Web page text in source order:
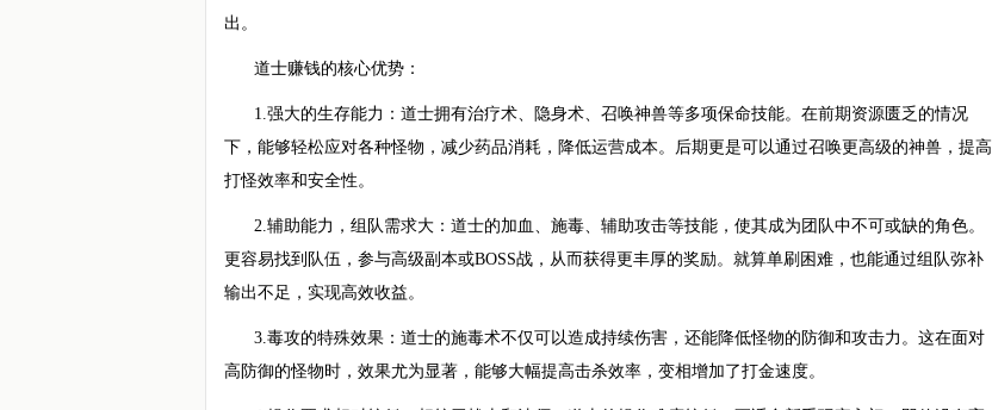
出。
道士赚钱的核心优势：
1.强大的生存能力：道士拥有治疗术、隐身术、召唤神兽等多项保命技能。在前期资源匮乏的情况
下，能够轻松应对各种怪物，减少药品消耗，降低运营成本。后期更是可以通过召唤更高级的神兽，提高
打怪效率和安全性。
2.辅助能力，组队需求大：道士的加血、施毒、辅助攻击等技能，使其成为团队中不可或缺的角色。
更容易找到队伍，参与高级副本或BOSS战，从而获得更丰厚的奖励。就算单刷困难，也能通过组队弥补
输出不足，实现高效收益。
3.毒攻的特殊效果：道士的施毒术不仅可以造成持续伤害，还能降低怪物的防御和攻击力。这在面对
高防御的怪物时，效果尤为显著，能够大幅提高击杀效率，变相增加了打金速度。